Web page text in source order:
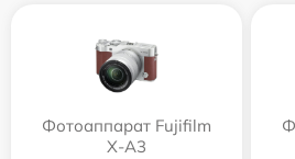
Фотоаппарат Fujifilm
X-A3